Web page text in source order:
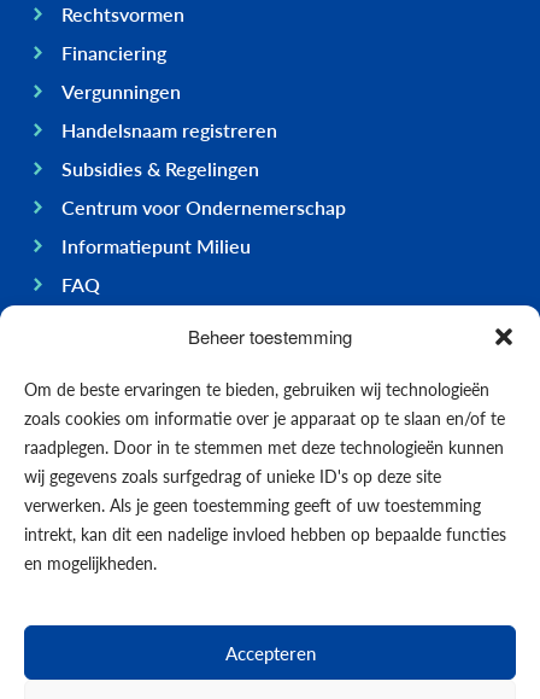
Beheer toestemming
Om de beste ervaringen te bieden, gebruiken wij technologieën
zoals cookies om informatie over je apparaat op te slaan en/of te
raadplegen. Door in te stemmen met deze technologieën kunnen
wij gegevens zoals surfgedrag of unieke ID's op deze site
verwerken. Als je geen toestemming geeft of uw toestemming
intrekt, kan dit een nadelige invloed hebben op bepaalde functies
en mogelijkheden.
Accepteren
Rechtsvormen
Financiering
Vergunningen
Handelsnaam registreren
Subsidies & Regelingen
Centrum voor Ondernemerschap
Informatiepunt Milieu
FAQ
Ondernemen op Bonaire
Economie
Regering
Infrastructuur
Algemeen
Contact opnemen
Events